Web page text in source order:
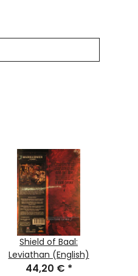
Shield of Baal:
Leviathan (English)
44,20 € *